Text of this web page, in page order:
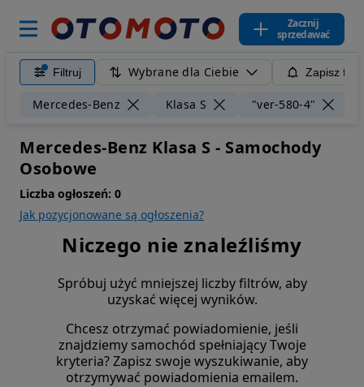
Zacznij
sprzedawać
Filtruj Wybrane dla Ciebie Zapisz
Mercedes-Benz Klasa S "ver-580-4"
Mercedes-Benz Klasa S - Samochody
Osobowe
Liczba ogłoszeń: 0
Jak pozycjonowane są ogłoszenia?
Niczego nie znaleźliśmy
Spróbuj użyć mniejszej liczby filtrów, aby
uzyskać więcej wyników.
Chcesz otrzymać powiadomienie, jeśli
znajdziemy samochód spełniający Twoje
kryteria? Zapisz swoje wyszukiwanie, aby
otrzymywać powiadomienia emailem.